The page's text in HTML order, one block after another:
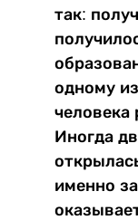
так:
одному
человека
Иногда
именно